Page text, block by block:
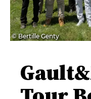
© Bertille Genty